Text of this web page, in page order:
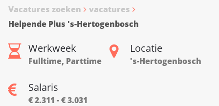
Vacatures zoeken
vacatures
Helpende Plus 's-Hertogenbosch
Werkweek
Fulltime, Parttime
Locatie
's-Hertogenbosch
Salaris
€ 2.311 - € 3.031